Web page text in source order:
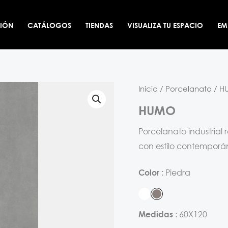
CATÁLOGOS TIENDAS VISUALIZA TU ESPACIO
Inicio / Porcelanato /
HUMO
Porcelanato industrial
con estilo
Color Piedra
Medidas 60X120